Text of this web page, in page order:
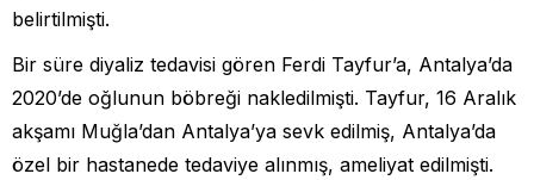
belirtilmişti.
Bir süre diyaliz tedavisi gören Ferdi Tayfur’a, Antalya’da
2020’de oğlunun böbreği nakledilmişti. Tayfur, 16 Aralık
akşamı Muğla’dan Antalya’ya sevk edilmiş, Antalya’da
özel bir hastanede tedaviye alınmış, ameliyat edilmişti.